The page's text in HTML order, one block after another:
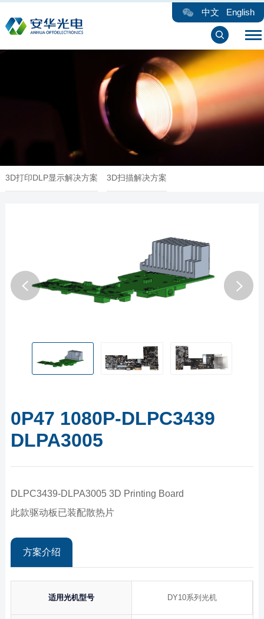
中文 English
3D打印DLP显示解决方案 3D扫描解决方案
0P47 1080P-DLPC3439
DLPA3005
DLPC3439-DLPA3005 3D Printing Board
此款驱动板已装配散热片
方案介绍
适用光机型号 DY10系列光机